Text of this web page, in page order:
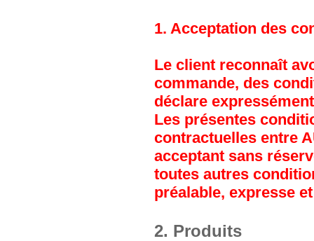
1. Acceptation des
Le client reconnaît
commande, des
déclare
Les présentes
contractuelles entre
acceptant sans
toutes autres
préalable, expresse
2. Produits